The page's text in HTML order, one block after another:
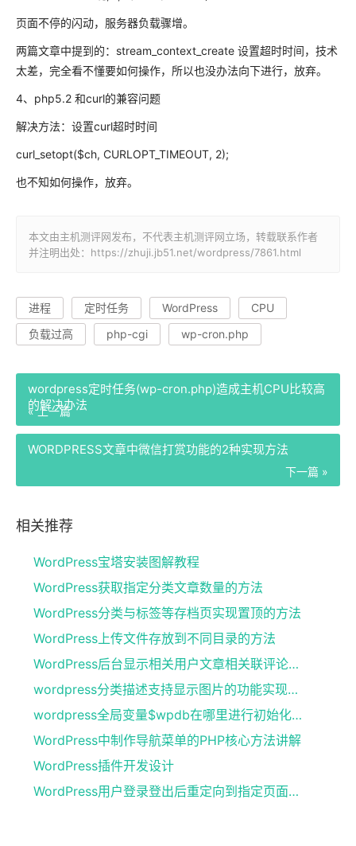
页面不停的闪动，服务器负载骤增。
两篇文章中提到的：stream_context_create 设置超时时间，技术
太差，完全看不懂要如何操作，所以也没办法向下进行，放弃。
4、php5.2 和curl的兼容问题
解决方法：设置curl超时时间
curl_setopt($ch, CURLOPT_TIMEOUT, 2);
也不知如何操作，放弃。
本文由主机测评网发布，不代表主机测评网立场，转载联系作者
并注明出处：https://zhuji.jb51.net/wordpress/7861.html
进程 定时任务 WordPress
CPU
负载过高
php-cgi wp-cron.php
wordpress定时任务(wp-cron.php)造成主机CPU比较高
的解决办法
« 上一篇
WORDPRESS文章中微信打赏功能的2种实现方法
下一篇 »
相关推荐
WordPress宝塔安装图解教程
WordPress获取指定分类文章数量的方法
WordPress分类与标签等存档页实现置顶的方法
WordPress上传文件存放到不同目录的方法
WordPress后台显示相关用户文章相关联评论的方法
wordpress分类描述支持显示图片的功能实现方法
wordpress全局变量$wpdb在哪里进行初始化声明
WordPress中制作导航菜单的PHP核心方法讲解
WordPress插件开发设计
WordPress用户登录登出后重定向到指定页面的实现方法